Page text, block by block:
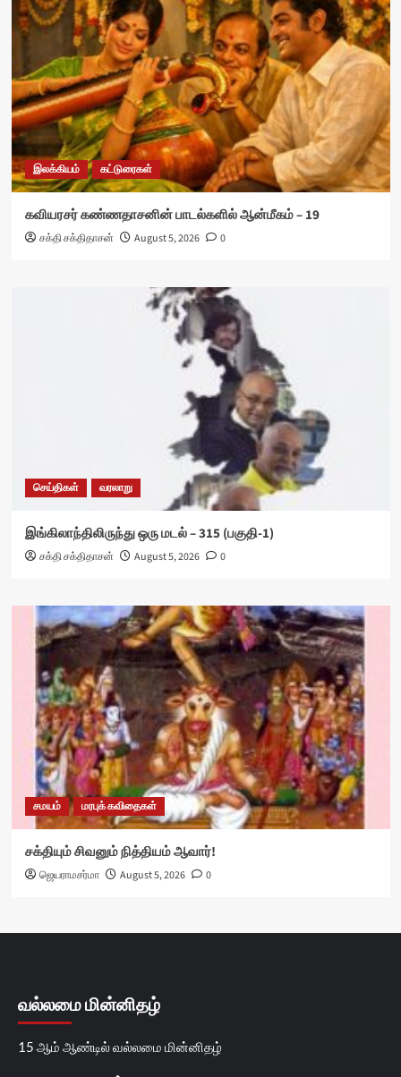
இலக்கியம் கட்டுரைகள்
கவியரசர் கண்ணதாசனின் பாடல்களில் ஆன்மீகம் – 19
சக்தி சக்திதாசன் August 5, 2026 0
செய்திகள் வரலாறு
இங்கிலாந்திலிருந்து ஒரு மடல் – 315 (பகுதி-1)
சக்தி சக்திதாசன் August 5, 2026 0
சமயம் மரபுக் கவிதைகள்
சக்தியும் சிவனும் நித்தியம் ஆவார்!
ஜெயராமசர்மா August 5, 2026 0
வல்லமை மின்னிதழ்
15 ஆம் ஆண்டில் வல்லமை மின்னிதழ்